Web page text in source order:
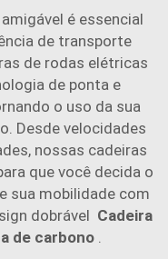
é essencial
de transporte
de rodas elétricas
de ponta e
o uso da sua
Desde velocidades
nossas cadeiras
que você decida o
sua mobilidade com
dobrável Cadeira
de carbono